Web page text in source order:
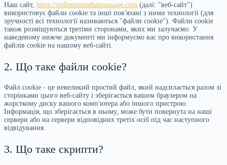
Наш сайт, https://millenniumthaimassage.com (далі: "веб-сайт")
використовує файли cookie та інші пов'язані з ними технології (для
зручності всі технології називаються "файли cookie"). Файли cookie
також розміщуються третіми сторонами, яких ми залучаємо. У
наведеному нижче документі ми інформуємо вас про використання
файлів cookie на нашому веб-сайті.
2. Що таке файли cookie?
Файл cookie - це невеликий простий файл, який надсилається разом зі
сторінками цього веб-сайту і зберігається вашим браузером на
жорсткому диску вашого комп'ютера або іншого пристрою.
Інформація, що зберігається в ньому, може бути повернута на наші
сервери або на сервери відповідних третіх осіб під час наступного
відвідування.
3. Що таке скрипти?